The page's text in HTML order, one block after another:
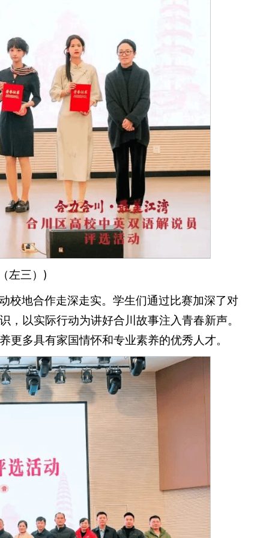
左三）)
校地合作走深走实。学生们通过比赛加深了对
以实际行动为讲好合川故事注入青春新声。
多具有家国情怀和专业素养的优秀人才。